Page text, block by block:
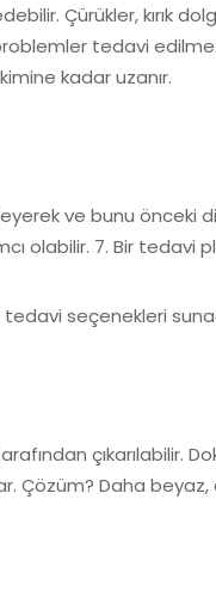
Çürükler, kırık
tedavi
kadar uzanır.
ve bunu önceki
olabilir. 7. Bir tedavi
seçenekleri
çıkarılabilir.
Çözüm? Daha